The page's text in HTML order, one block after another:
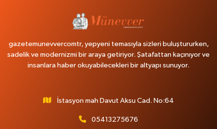
gazetemunevvercomtr, yepyeni temasıyla sizleri buluştururken,
sadelik ve modernizmi bir araya getiriyor. Şatafattan kaçınıyor ve
insanlara haber okuyabilecekleri bir altyapı sunuyor.
İstasyon mah Davut Aksu Cad. No:64
05413275676